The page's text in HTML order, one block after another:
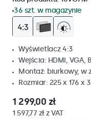
36 szt. w magazynie
Wyświetlacz 4:3
Wejścia: HDMI, VGA,
Montaż: biurkowy, w
Rozmiar: 225 x 176 x
1 299,00 zł
1 597,77 zł z VAT